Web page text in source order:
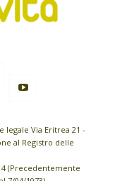
Via Eritrea 21 -
al Registro delle
(Precedentemente